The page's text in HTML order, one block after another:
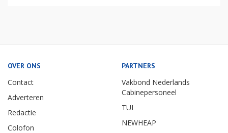
OVER ONS
Contact
Adverteren
Redactie
Colofon
PARTNERS
Vakbond Nederlands
Cabinepersoneel
TUI
NEWHEAP